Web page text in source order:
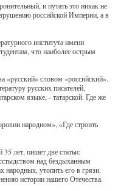
и путать это никак не
российской Империи, а в
института имени
что наиболее острым
«русский» словом «российский».
русских писателей,
языке, - татарской. Где же
народном», «Где строить
лет, пишет две статьи:
над бездыханным
народных, утопить его в грязи.
истории нашего Отечества.